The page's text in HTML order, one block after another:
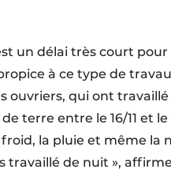
un délai très court
à ce type de
ouvriers, qui ont
terre entre le 16/11 et
la pluie et même la
travaillé de nuit »,